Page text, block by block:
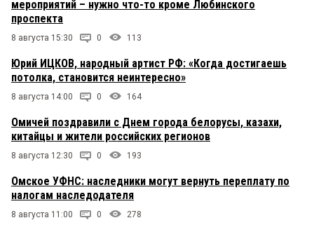
мероприятий – нужно что-то кроме Любинского
проспекта
8 августа 15:30 0 113
Юрий ИЦКОВ, народный артист РФ: «Когда достигаешь
потолка, становится неинтересно»
8 августа 14:00 0 164
Омичей поздравили с Днем города белорусы, казахи,
китайцы и жители российских регионов
8 августа 12:30 0 193
Омское УФНС: наследники могут вернуть переплату по
налогам наследодателя
8 августа 11:00 0 278